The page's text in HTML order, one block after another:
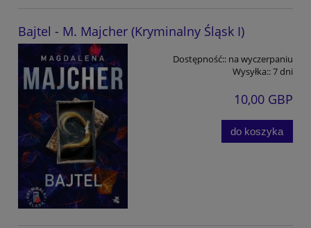
Bajtel - M. Majcher (Kryminalny Śląsk I)
Dostępność:: na wyczerpaniu
Wysyłka::7 dni
10,00 GBP
do koszyka